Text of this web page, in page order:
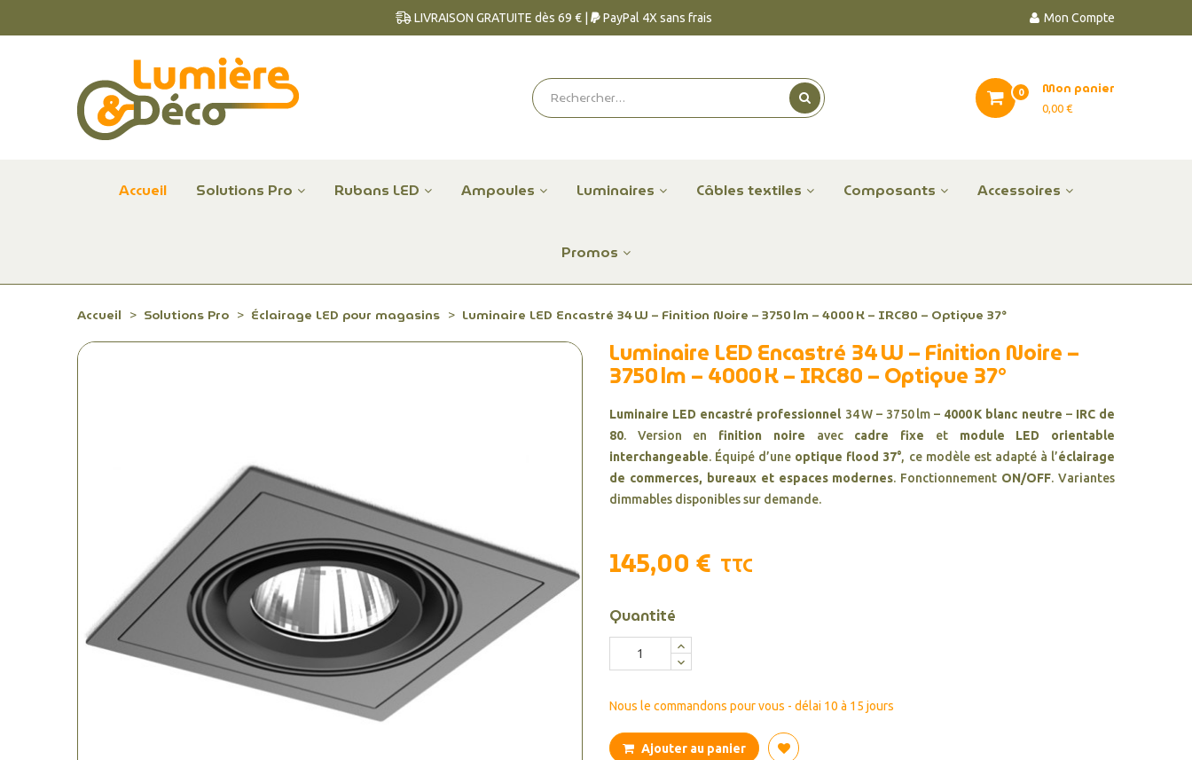
Mon Compte
LIVRAISON GRATUITE dès 69 € | PayPal 4X sans frais
Mon panier
0,00 €
0
Accueil Solutions Pro Rubans LED Ampoules Luminaires Câbles textiles Composants Accessoires
Promos
Accueil Solutions Pro Éclairage LED pour magasins Luminaire LED Encastré 34 W – Finition Noire – 3750 lm – 4000 K – IRC80 – Optique 37°
Luminaire LED Encastré 34 W – Finition Noire –
3750 lm – 4000 K – IRC80 – Optique 37°
Luminaire LED encastré professionnel34 W – 3750 lm – 4000 K blanc neutre – IRC de
80. Version en finition noire avec cadre fixe et module LED orientable
interchangeable. Équipé d’une optique flood 37°, ce modèle est adapté à l’éclairage
de commerces, bureaux et espaces modernes. Fonctionnement ON/OFF. Variantes
dimmables disponibles sur demande.
145,00 € TTC
Quantité
Nous le commandons pour vous - délai 10 à 15 jours
Ajouter au panier